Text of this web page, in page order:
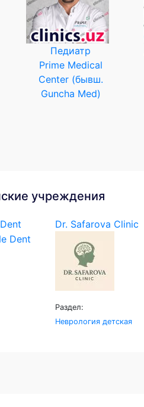
Педиатр
Prime Medical
Center (бывш.
Guncha Med)
учреждения
Dr. Safarova Clinic
Раздел:
Неврология детская